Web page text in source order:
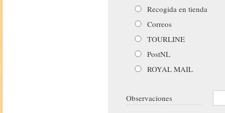
Recogida en tienda
Correos
TOURLINE
PostNL
ROYAL MAIL
Observaciones